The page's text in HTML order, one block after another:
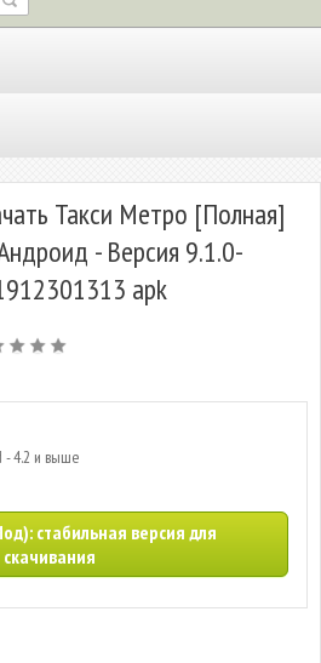
Такси Метро [Полная]
- Версия 9.1.0-
apk
- 4.2 и выше
стабильная версия для
скачивания